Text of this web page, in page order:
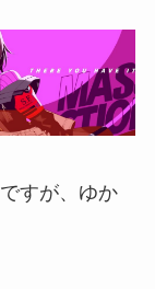
すが、ゆか